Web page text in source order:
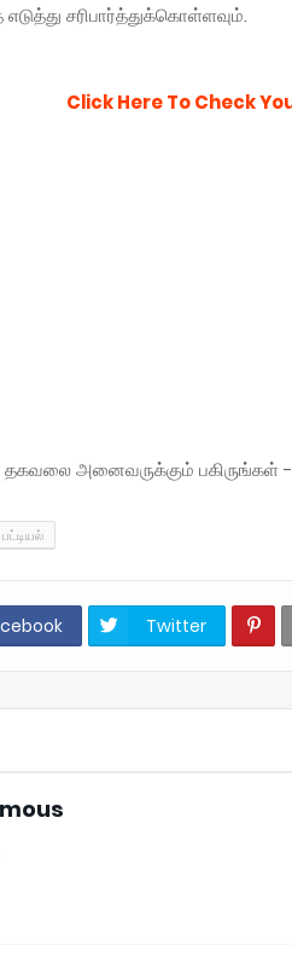
சரிபார்த்துக்கொள்ளவும்.
Click Here To Check
அனைவருக்கும் பகிருங்கள் -
Twitter